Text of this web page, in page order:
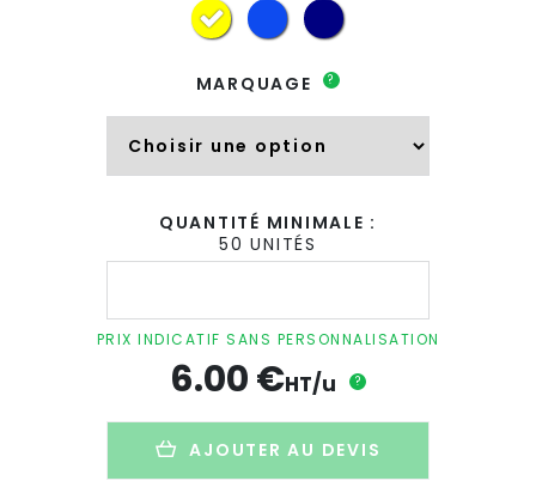
MARQUAGE ?
QUANTITÉ MINIMALE :
50 UNITÉS
quantité
A5
avec
couverture
-
PRIX INDICATIF SANS PERSONNALISATION
6.00€HT/u ?
AJOUTER AU DEVIS